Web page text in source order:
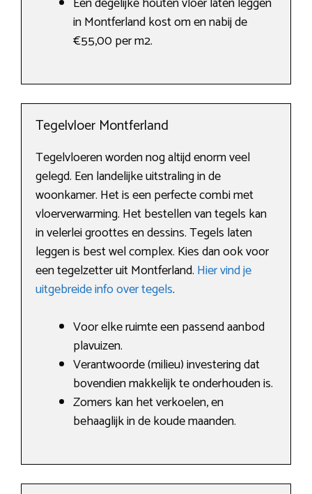
in Montferland kost om en nabij de
€55,00 per m2.
Tegelvloer Montferland
Tegelvloeren worden nog altijd enorm veel
gelegd. Een landelijke uitstraling in de
woonkamer. Het is een perfecte combi met
vloerverwarming. Het bestellen van tegels kan
in velerlei groottes en dessins. Tegels laten
leggen is best wel complex. Kies dan ook voor
een tegelzetter uit Montferland. Hier vind je
uitgebreide info over tegels.
Voor elke ruimte een passend aanbod
plavuizen.
Verantwoorde (milieu) investering dat
bovendien makkelijk te onderhouden is.
Zomers kan het verkoelen, en
behaaglijk in de koude maanden.